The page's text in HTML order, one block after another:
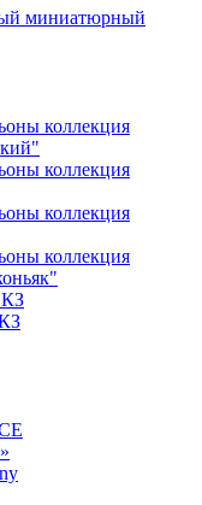
миниатюрный
коллекция
коллекция
коллекция
коллекция